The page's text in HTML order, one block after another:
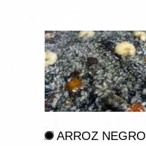
ARROZ NEGRO